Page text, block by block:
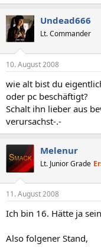
Undead666
Lt. Commander
10. August 2008
wie alt bist du
oder pc beschäftigt?
Schalt ihn lieber aus
verursachst-.-
Melenur
Lt. Junior Grade
11. August 2008
Ich bin 16. Hätte ja
Also folgener Stand,